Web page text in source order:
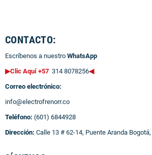
CONTACTO:
Escríbenos a nuestro WhatsApp
▶Clic Aquí +57 314 8078256◀
Correo electrónico:
info@electrofrenorr.co
Teléfono: (601) 6844928
Dirección: Calle 13 # 62-14, Puente Aranda